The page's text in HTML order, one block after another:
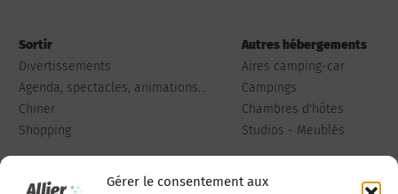
Gérer le consentement aux
Sortir
Divertissements
Agenda, spectacles, animations...
Chiner
Shopping
Autres hébergements
Aires camping-car
Campings
Chambres d'hôtes
Studios - Meublés